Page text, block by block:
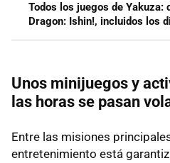
Todos los juegos de Yakuza:
Dragon: Ishin!, incluidos los
Unos minijuegos y
las horas se pasan
Entre las misiones
entretenimiento está